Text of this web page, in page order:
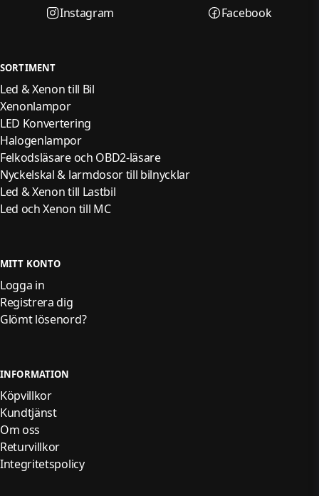
Instagram
Facebook
SORTIMENT
Led & Xenon till Bil
Xenonlampor
LED Konvertering
Halogenlampor
Felkodsläsare och OBD2-läsare
Nyckelskal & larmdosor till bilnycklar
Led & Xenon till Lastbil
Led och Xenon till MC
MITT KONTO
Logga in
Registrera dig
Glömt lösenord?
INFORMATION
Köpvillkor
Kundtjänst
Om oss
Returvillkor
Integritetspolicy